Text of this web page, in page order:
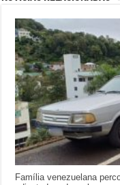
Família venezuelana